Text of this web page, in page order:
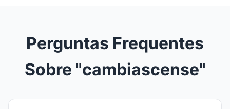
Perguntas Frequentes
Sobre "cambiascense"